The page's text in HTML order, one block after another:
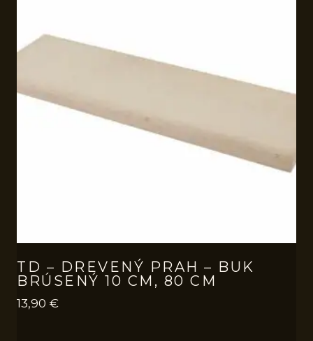
TD – DREVENÝ PRAH – BUK
BRÚSENÝ 10 CM, 80 CM
13,90 €